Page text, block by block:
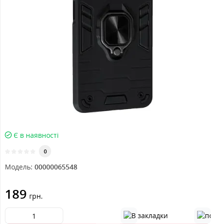
Є в наявності
0
Модель: 00000065548
189 грн.